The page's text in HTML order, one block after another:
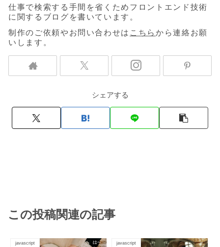
仕事で検索する手間を省くためフロントエンド技術
に関するブログを書いています。
制作のご依頼やお問い合わせは こちらから連絡お願
いします。
シェアする
この投稿関連の記事
javascript javascript